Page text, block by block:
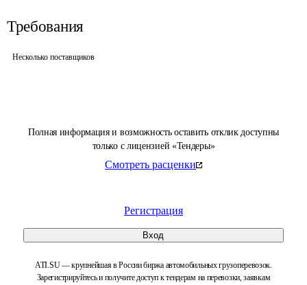
Полная информация и возможность оставить отклик доступны
только с лицензией «Тендеры»
Смотреть расценки
Регистрация
Вход
ATI.SU — крупнейшая в России биржа автомобильных грузоперевозок.
Зарегистрируйтесь и получите доступ к тендерам на перевозки, заявкам
Требования
Несколько поставщиков